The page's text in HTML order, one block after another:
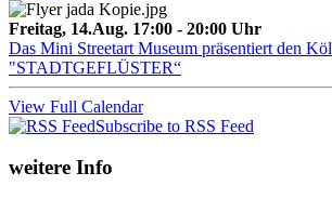
Freitag, 14.Aug. 17:00 - 20:00 Uhr
Das Mini Streetart Museum präsentiert den
"STADTGEFLÜSTER“
View Full Calendar
Subscribe to RSS Feed
weitere Info